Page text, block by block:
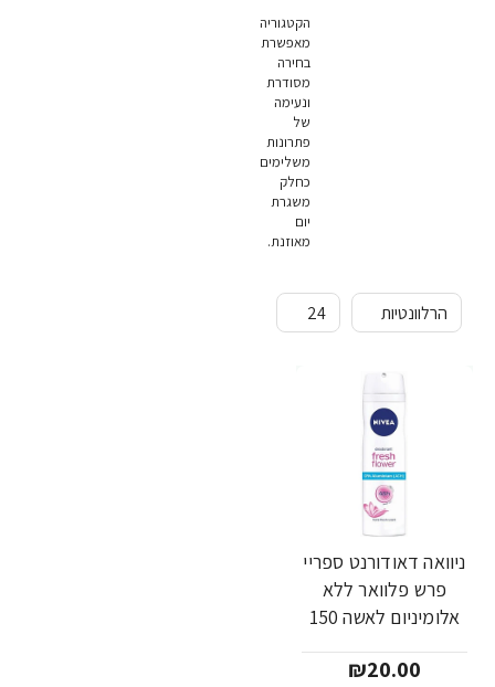
הקטגוריה
מאפשרת
בחירה
מסודרת
ונעימה
של
פתרונות
משלימים
כחלק
משגרת
יום
מאוזנת.
ניוואה דאודורנט ספריי
פרש פלוואר ללא
אלומיניום לאשה 150
₪20.00